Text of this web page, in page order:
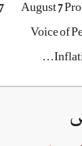
August 7
Voice of